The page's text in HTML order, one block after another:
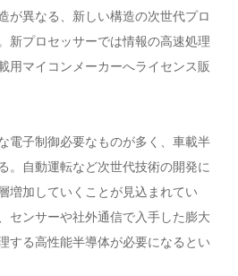
が異なる、新しい構造の次世代プロ
新プロセッサーでは情報の高速処理
用マイコンメーカーへライセンス販
電子制御必要なものが多く、車載半
。自動運転など次世代技術の開発に
増加していくことが見込まれてい
センサーや社外通信で入手した膨大
する高性能半導体が必要になるとい